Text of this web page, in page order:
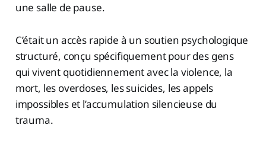
une salle de pause.
C’était un accès rapide à un soutien psychologique
structuré, conçu spécifiquement pour des gens
qui vivent quotidiennement avec la violence, la
mort, les overdoses, les suicides, les appels
impossibles et l’accumulation silencieuse du
trauma.